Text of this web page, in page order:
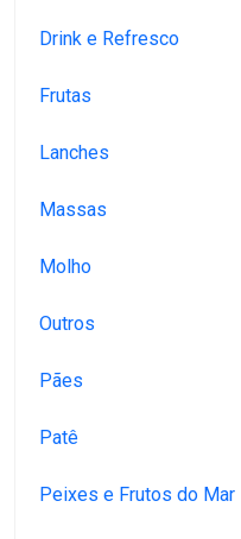
Drink e Refresco
Frutas
Lanches
Massas
Molho
Outros
Pães
Patê
Peixes e Frutos do Mar